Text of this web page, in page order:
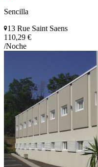
Sencilla
13 Rue Saint Saens
110,29 €
/Noche